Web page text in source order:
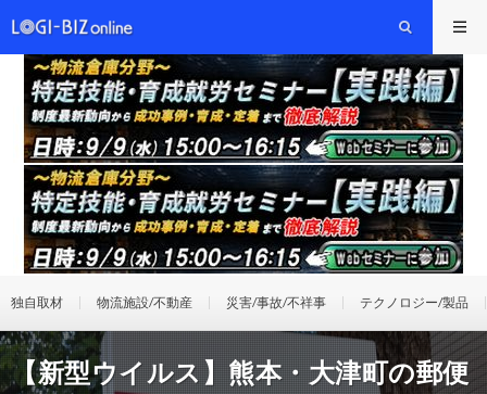
独自取材 物流施設/不動産 災害/事故/不祥事 テクノロジー/製品
【新型ウイルス】熊本・大津町の郵便